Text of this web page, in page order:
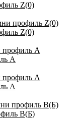
Z(0)
Z(0)
А
А
В(Б)